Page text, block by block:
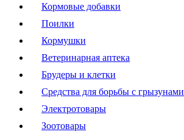
Кормовые добавки
Поилки
Кормушки
Ветеринарная аптека
Брудеры и клетки
Средства для борьбы с грызунами
Электротовары
Зоотовары